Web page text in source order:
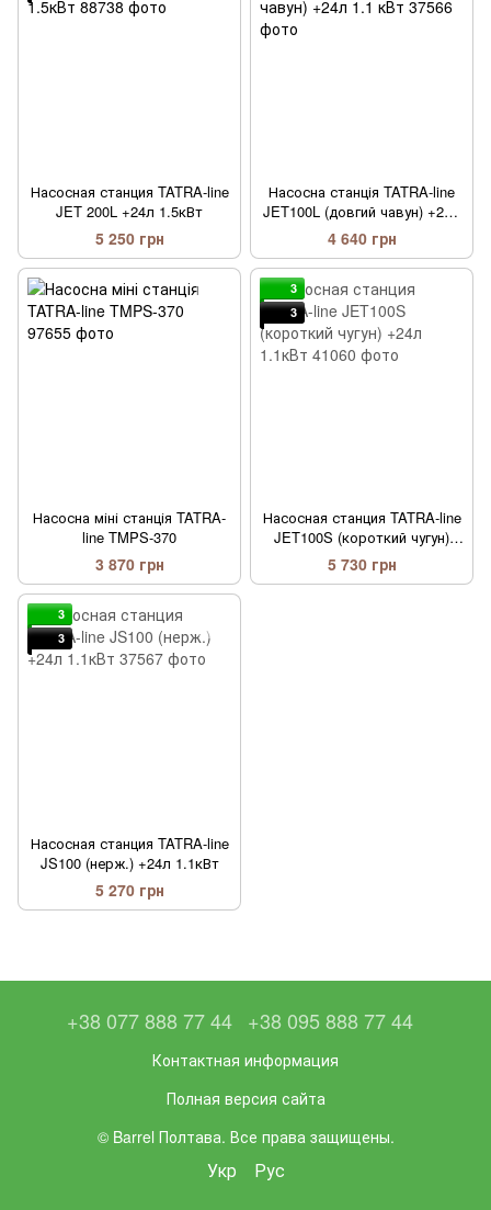
Насосная станция TATRA-line
JET 200L +24л 1.5кВт
5 250 грн
Насосна станція TATRA-line
JET100L (довгий чавун) +24л
1.1 кВт
4 640 грн
Насосна міні станція TATRA-
line TMPS-370
3 870 грн
3
3
Насосная станция TATRA-line
JET100S (короткий чугун)
+24л 1.1кВт
5 730 грн
3
3
Насосная станция TATRA-line
JS100 (нерж.) +24л 1.1кВт
5 270 грн
+38 077 888 77 44 +38 095 888 77 44
Контактная информация
Полная версия сайта
© Barrel Полтава. Все права защищены.
Укр Рус